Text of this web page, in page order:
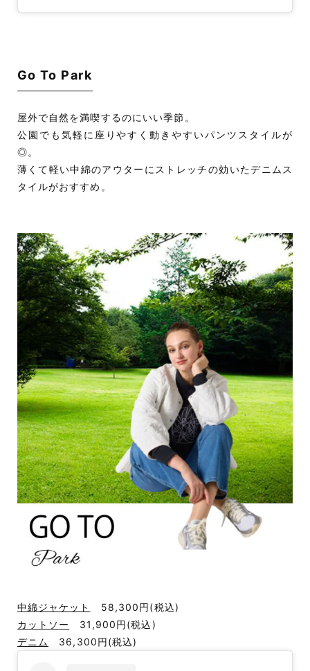
Go To Park
屋外で自然を満喫するのにいい季節。
公園でも気軽に座りやすく動きやすいパンツスタイルが
◎。
薄くて軽い中綿のアウターにストレッチの効いたデニムス
タイルがおすすめ。
中綿ジャケット 58,300円(税込)
カットソー
31,900円(税込)
デニム
36,300円(税込)